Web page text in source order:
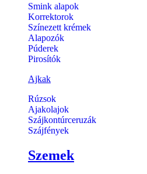
Smink alapok
Korrektorok
Színezett krémek
Alapozók
Púderek
Pirosítók
Ajkak
Rúzsok
Ajakolajok
Szájkontúrceruzák
Szájfények
Szemek